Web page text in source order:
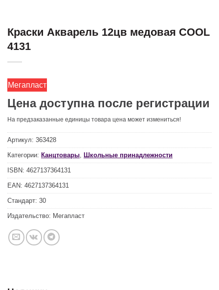
Краски Акварель 12цв медовая COOL
4131
Мегапласт
Цена доступна после регистрации
На предзаказанные единицы товара цена может измениться!
Артикул: 363428
Категории: Канцтовары Школьные принадлежности
ISBN: 4627137364131
EAN: 4627137364131
Стандарт: 30
Издательство: Мегапласт